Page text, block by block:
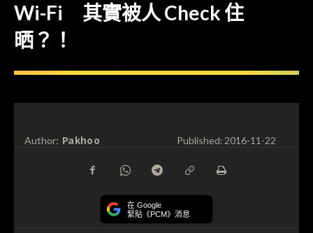
Wi-Fi 其實被人 Check 住
晒？！
Author: Pakhoo Published:2016-11-22
在 Google
緊貼《PCM》消息